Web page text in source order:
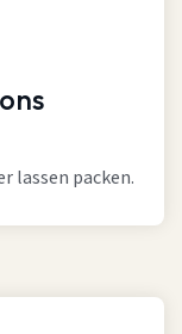
lassen packen.